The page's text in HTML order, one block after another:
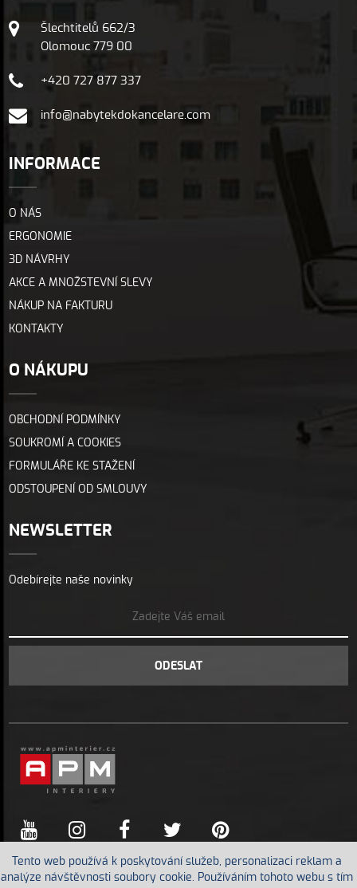
Šlechtitelů 662/3
Olomouc 779 00
+420 727 877 337
info@nabytekdokancelare.com
INFORMACE
O NÁS
ERGONOMIE
3D NÁVRHY
AKCE A MNOŽSTEVNÍ SLEVY
NÁKUP NA FAKTURU
KONTAKTY
O NÁKUPU
OBCHODNÍ PODMÍNKY
SOUKROMÍ A COOKIES
FORMULÁŘE KE STAŽENÍ
ODSTOUPENÍ OD SMLOUVY
NEWSLETTER
Odebírejte naše novinky
ODESLAT
Tento web používá k poskytování služeb, personalizaci reklam a
analýze návštěvnosti soubory cookie. Používáním tohoto webu s tím